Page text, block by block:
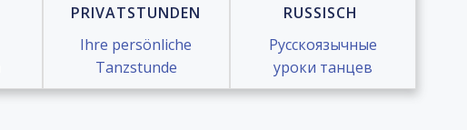
PRIVATSTUNDEN
Ihre persönliche
Tanzstunde
RUSSISCH
Русскоязычные
уроки танцев